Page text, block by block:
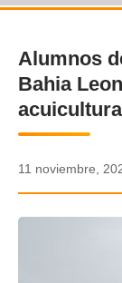
Alumnos
Bahia
acuicultura
11 noviembre,